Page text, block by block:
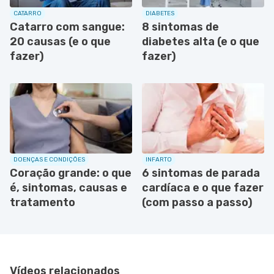
CATARRO
Catarro com sangue:
20 causas (e o que
fazer)
DIABETES
8 sintomas de
diabetes alta (e o que
fazer)
DOENÇAS E CONDIÇÕES
Coração grande: o que
é, sintomas, causas e
tratamento
INFARTO
6 sintomas de parada
cardíaca e o que fazer
(com passo a passo)
Vídeos relacionados